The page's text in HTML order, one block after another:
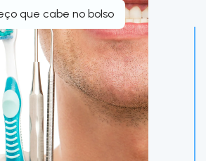
que cabe no bolso